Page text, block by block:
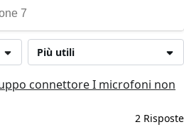
Più utili
connettore I microfoni non
2 Risposte